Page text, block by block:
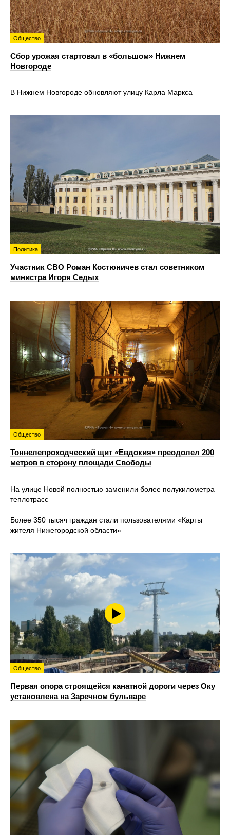
Общество
Сбор урожая стартовал в «большом» Нижнем
Новгороде
В Нижнем Новгороде обновляют улицу Карла Маркса
Политика
Участник СВО Роман Костюничев стал советником
министра Игоря Седых
Общество
Тоннелепроходческий щит «Евдокия» преодолел 200
метров в сторону площади Свободы
На улице Новой полностью заменили более полукилометра
теплотрасс
Более 350 тысяч граждан стали пользователями «Карты
жителя Нижегородской области»
Общество
Первая опора строящейся канатной дороги через Оку
установлена на Заречном бульваре